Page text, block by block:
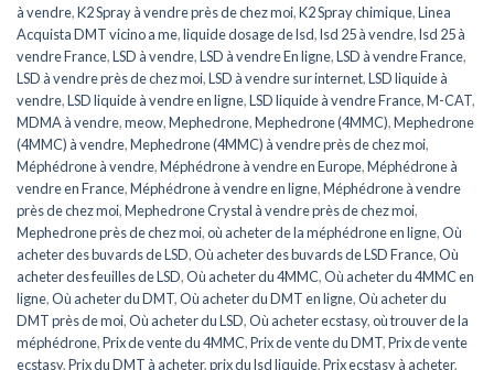
à vendre,K2 Spray à vendre près de chez moi,K2 Spray chimique,Linea
Acquista DMT vicino a me,liquide dosage de lsd,lsd 25 à vendre,lsd 25 à
vendre France,LSD à vendre,LSD à vendre En ligne,LSD à vendre France,
LSD à vendre près de chez moi,LSD à vendre sur internet,LSD liquide à
vendre,LSD liquide à vendre en ligne,LSD liquide à vendre France,M-CAT,
MDMA à vendre,meow,Mephedrone,Mephedrone (4MMC),Mephedrone
(4MMC) à vendre,Mephedrone (4MMC) à vendre près de chez moi,
Méphédrone à vendre,Méphédrone à vendre en Europe,Méphédrone à
vendre en France,Méphédrone à vendre en ligne,Méphédrone à vendre
près de chez moi,Mephedrone Crystal à vendre près de chez moi,
Mephedrone près de chez moi,où acheter de la méphédrone en ligne,Où
acheter des buvards de LSD,Où acheter des buvards de LSD France,Où
acheter des feuilles de LSD,Où acheter du 4MMC,Où acheter du 4MMC en
ligne,Où acheter du DMT,Où acheter du DMT en ligne,Où acheter du
DMT près de moi,Où acheter du LSD,Où acheter ecstasy,où trouver de la
méphédrone,Prix de vente du 4MMC,Prix de vente du DMT,Prix de vente
ecstasy,Prix du DMT à acheter,prix du lsd liquide,Prix ecstasy à acheter,